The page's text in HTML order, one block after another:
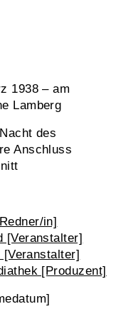
1938 – am
Lamberg
des
Anschluss
in]
[Veranstalter]
[Produzent]